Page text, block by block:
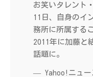
お笑いタレント
11日、自身のイ
務所に所属する
2011年に加藤と
話題に。
— Yahoo!ニュー